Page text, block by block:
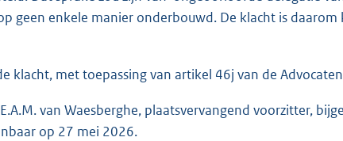
geen enkele manier onderbouwd. De klacht is
klacht, met toepassing van artikel 46j van de
van Waesberghe, plaatsvervangend voorzitter,
op 27 mei 2026.